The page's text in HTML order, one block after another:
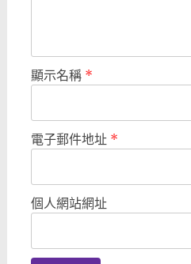
顯示名稱 *
電子郵件地址 *
個人網站網址